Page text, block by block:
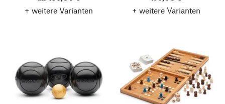
+ weitere Varianten
+ weitere Varianten